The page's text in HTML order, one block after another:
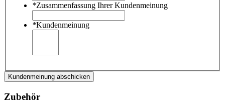
*Zusammenfassung Ihrer Kundenmeinung
*Kundenmeinung
Kundenmeinung abschicken
Zubehör